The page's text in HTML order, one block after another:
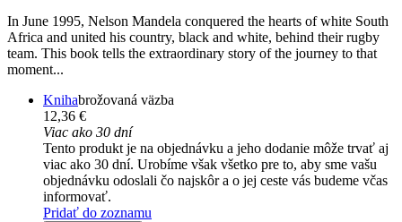
In June 1995, Nelson Mandela conquered the hearts of white South
Africa and united his country, black and white, behind their rugby
team. This book tells the extraordinary story of the journey to that
moment...
Knihabrožovaná väzba
12,36 €
Viac ako 30 dní
Tento produkt je na objednávku a jeho dodanie môže trvať aj
viac ako 30 dní. Urobíme však všetko pre to, aby sme vašu
objednávku odoslali čo najskôr a o jej ceste vás budeme včas
informovať.
Pridať do zoznamu